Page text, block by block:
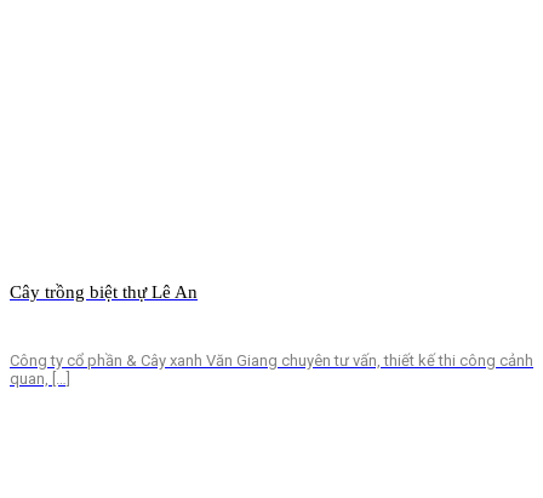
Cây trồng biệt thự Lê An
Công ty cổ phần & Cây xanh Văn Giang chuyên tư vấn, thiết kế thi công cảnh
quan, […]